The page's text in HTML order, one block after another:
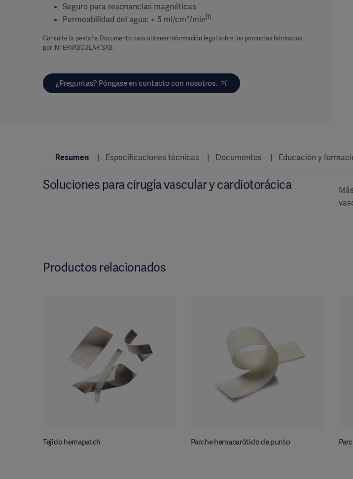
Seguro para resonancias magnéticas
Permeabilidad del agua: < 5 ml/cm²/min[1]
Consulte la pestaña Documento para obtener información legal sobre los productos fabricados
por INTERVASCULAR SAS.
¿Preguntas? Póngase en contacto con nosotros.
Resumen Especificaciones técnicas Documentos Educación y
Soluciones para cirugía vascular y cardiotorácica
Productos relacionados
Tejido hemapatch Parche hemacarótido de punto